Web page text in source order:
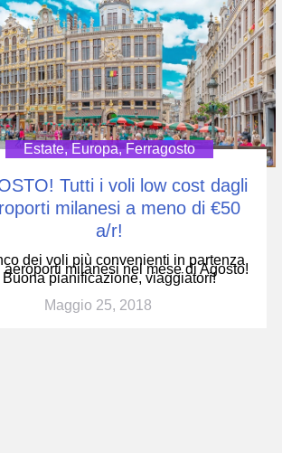
Estate,Europa,Ferragosto
Tutti i voli low cost dagli
milanesi a meno di €50
a/r!
dei voli più convenienti in partenza
aeroporti milanesi nel mese di Agosto!
Buona pianificazione, viaggiatori!
Maggio 25, 2018